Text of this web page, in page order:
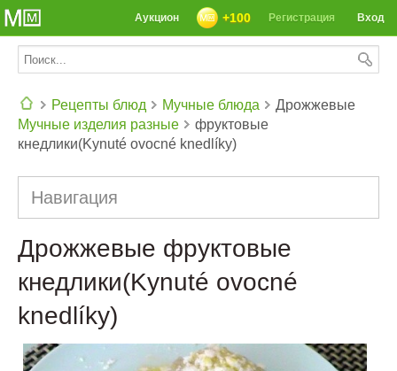
СЕГОДНЯ: 39142 РЕЦЕПТА
Вход
Регистрация
+100
Аукцион
Рецепты блюд
Мучные блюда
Мучные изделия разные
Дрожжевые
фруктовые
кнедлики(Kynuté ovocné knedlíky)
Навигация
Дрожжевые фруктовые
кнедлики(Kynuté ovocné
knedlíky)